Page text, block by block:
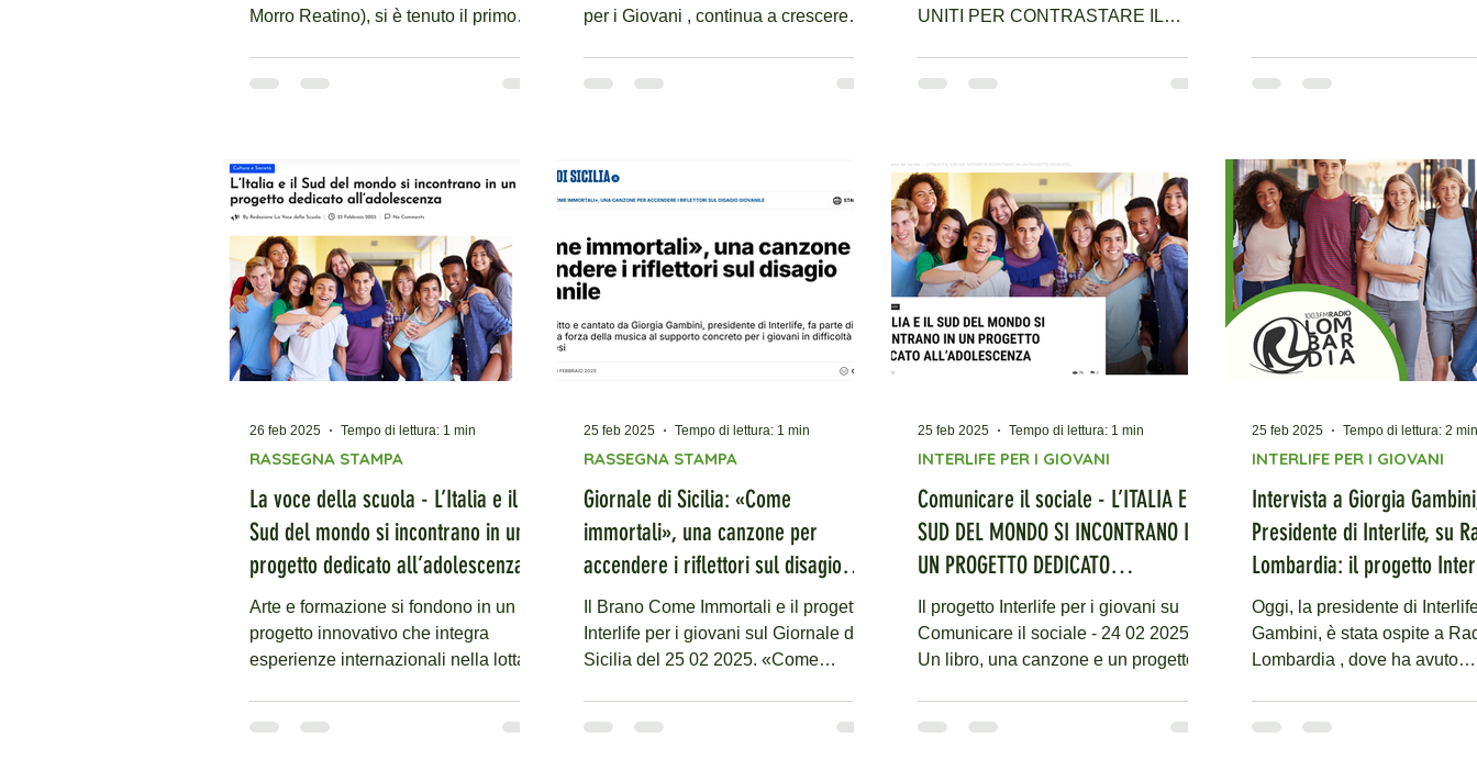
Morro Reatino), si è tenuto il primo
contrasto al disagio giovanile
e realizzato con il contributo dei fondi
8xmille dell’Unione Buddhista
Italiana. Continuità e partecipazione
nelle aule L'incontro ha visto la
partecipazione dell'autrice Antonella
Mei, che già nel 2025
per i Giovani , continua a crescere
partecipazione . Il 29 novembre,
Football Cup – Lo Sport che Unisce ,
un torneo di calcio a 5 che ha
scuole medie. Un appuntamento nato
dal territorio, patrocinato dalla
Regione Lazio e dal
UNITI PER CONTRASTARE IL
patrocinato dalla Regione Lazio Il
patrocinio della Regione Lazio,
presenta il progetto “Liberi insieme”,
iniziativa dedicata ai ragazzi delle
scuole medie e del biennio delle
superiori che affronta il disagio
giovanile attraverso percorsi di educ
La voce della scuola - L’Italia e il
Sud del mondo si incontrano in un
progetto dedicato all’adolescenza
Arte e formazione si fondono in un
progetto innovativo che integra
esperienze internazionali nella lotta al
RASSEGNA STAMPA
26 feb 2025 Tempo di lettura: 1 min
Giornale di Sicilia: «Come
immortali», una canzone per
accendere i riflettori sul disagio
giovanile
Il Brano Come Immortali e il progetto
Interlife per i giovani sul Giornale di
Sicilia del 25 02 2025. «Come
RASSEGNA STAMPA
25 feb 2025 Tempo di lettura: 1 min
Comunicare il sociale - L’ITALIA E IL
SUD DEL MONDO SI INCONTRANO IN
UN PROGETTO DEDICATO
ALL’ADOLESCENZA
Il progetto Interlife per i giovani su
Comunicare il sociale - 24 02 2025
Un libro, una canzone e un progetto
INTERLIFE PER I GIOVANI
25 feb 2025 Tempo di lettura: 1 min
Intervista a Giorgia
Presidente di Interlife, su
Lombardia: il progetto
giovani e il brano "Come
Oggi, la presidente di
Gambini, è stata ospite a
Lombardia , dove ha avuto
INTERLIFE PER I GIOVANI
25 feb 2025 Tempo di lettura: 2 min